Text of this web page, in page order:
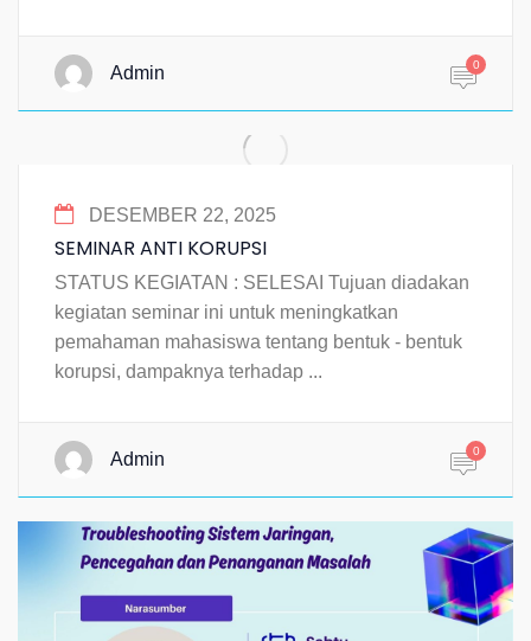
Admin 0
DESEMBER 22, 2025
SEMINAR ANTI KORUPSI
STATUS KEGIATAN : SELESAI Tujuan diadakan
kegiatan seminar ini untuk meningkatkan
pemahaman mahasiswa tentang bentuk - bentuk
korupsi, dampaknya terhadap ...
Admin 0